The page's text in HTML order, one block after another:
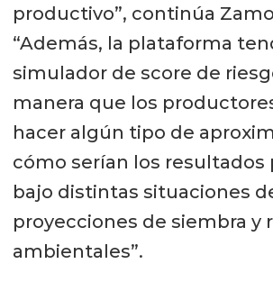
productivo”, continúa
“Además, la plataforma
simulador de score de
manera que los
hacer algún tipo de
cómo serían los resultados
bajo distintas situaciones
proyecciones de siembra y
ambientales”.